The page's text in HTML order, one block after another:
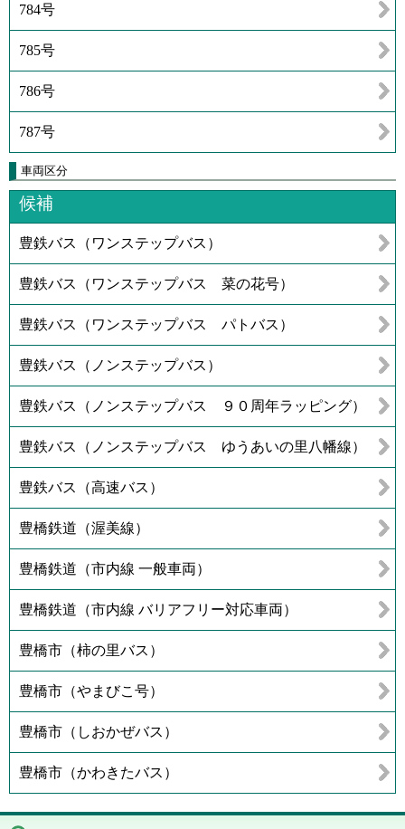
784号
785号
786号
787号
車両区分
候補
豊鉄バス（ワンステップバス）
豊鉄バス（ワンステップバス 菜の花号）
豊鉄バス（ワンステップバス パトバス）
豊鉄バス（ノンステップバス）
豊鉄バス（ノンステップバス ９０周年ラッピング）
豊鉄バス（ノンステップバス ゆうあいの里八幡線）
豊鉄バス（高速バス）
豊橋鉄道（渥美線）
豊橋鉄道（市内線 一般車両）
豊橋鉄道（市内線 バリアフリー対応車両）
豊橋市（柿の里バス）
豊橋市（やまびこ号）
豊橋市（しおかぜバス）
豊橋市（かわきたバス）